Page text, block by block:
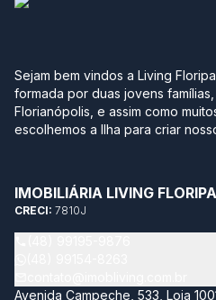
Sejam bem vindos a Living Floripa Imobiliária!
formada por duas jovens
Florianópolis, e assim como
escolhemos a Ilha para criar nossos filhos.
grandes construtoras,
por empreender com leveza,
segurança neste momento tão
pessoa. Sabemos quantos detalhes e incertezas envolvem
do seu imóvel. Nossa missão é estar sempre atualizado neste
IMOBILIÁRIA LIVING FLORIPA
CRECI: 7810J
Avenida Campeche, 533, Loja